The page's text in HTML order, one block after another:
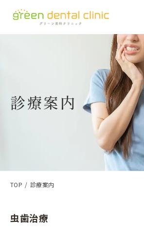
診療案内
TOP 診療案内
虫歯治療